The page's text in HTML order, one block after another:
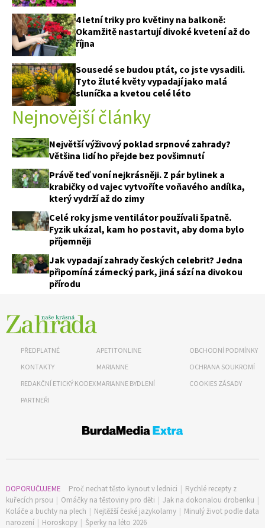
4 letní triky pro květiny na balkoně:
Okamžitě nastartují divoké kvetení až do
října
Sousedé se budou ptát, co jste vysadili.
Tyto žluté květy vypadají jako malá
sluníčka a kvetou celé léto
Nejnovější články
Největší výživový poklad srpnové zahrady?
Většina lidí ho přejde bez povšimnutí
Právě teď voní nejkrásněji. Z pár bylinek a
krabičky od vajec vytvoříte voňavého andílka,
který vydrží až do zimy
Celé roky jsme ventilátor používali špatně.
Fyzik ukázal, kam ho postavit, aby doma bylo
příjemněji
Jak vypadají zahrady českých celebrit? Jedna
připomíná zámecký park, jiná sází na divokou
přírodu
PŘEDPLATNÉ
KONTAKTY
REDAKČNÍ ETICKÝ KODEX
PARTNEŘI
APETITONLINE
MARIANNE
MARIANNE BYDLENÍ
OBCHODNÍ PODMÍNKY
OCHRANA SOUKROMÍ
COOKIES ZÁSADY
DOPORUČUJEME Proč nechat těsto kynout v lednici | Rychlé recepty z
kuřecích prsou | Omáčky na těstoviny pro děti | Jak na dokonalou drobenku |
Koláče a buchty na plech | Nejtěžší české jazykolamy | Minulý život podle data
narození | Horoskopy | Šperky na léto 2026